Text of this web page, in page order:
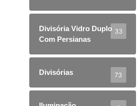
Divisória Vidro Duplo
Com Persianas
33
Divisórias 73